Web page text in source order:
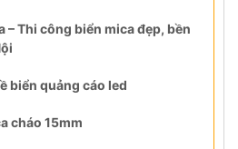
– Thi công biển mica đẹp, bền
biển quảng cáo led
cháo 15mm